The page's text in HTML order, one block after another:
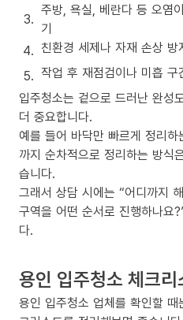
주방, 욕실, 베란다 등 오염
기
친환경 세제나 자재 손상
작업 후 재점검이나 미흡
입주청소는 겉으로 드러난 완성
더 중요합니다.
예를 들어 바닥만 빠르게 정리
까지 순차적으로 정리하는 방식
습니다.
그래서 상담 시에는 “어디까지
구역을 어떤 순서로 진행하나요
다.
용인 입주청소 체크리
용인 입주청소 업체를 확인할